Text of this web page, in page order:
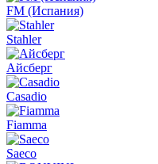
FM (Испания)
Stahler
Айсберг
Casadio
Fiamma
Saeco